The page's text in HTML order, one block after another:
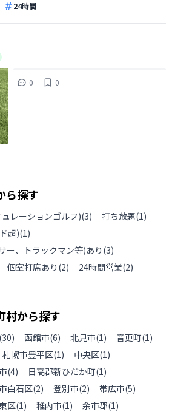
24時間
0 0
ら探す
レーションゴルフ)(3) 打ち放題(1)
超)(1)
ー、トラックマン等)あり (3)
個室打席あり (2) 24時間営業(2)
村から探す
(30) 函館市(6) 北見市(1) 音更町(1)
札幌市豊平区(1) 中央区(1)
(4) 日高郡新ひだか町(1)
白石区(2) 登別市(2) 帯広市(5)
区(1) 稚内市(1) 余市郡(1)